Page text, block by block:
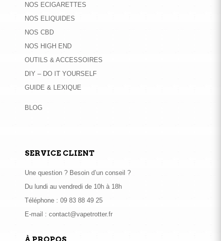
NOS ECIGARETTES
NOS ELIQUIDES
NOS CBD
NOS HIGH END
OUTILS & ACCESSOIRES
DIY – DO IT YOURSELF
GUIDE & LEXIQUE
BLOG
SERVICE CLIENT
Une question ? Besoin d’un conseil ?
Du lundi au vendredi de 10h à 18h
Téléphone : 09 83 88 49 25
E-mail : contact@vapetrotter.fr